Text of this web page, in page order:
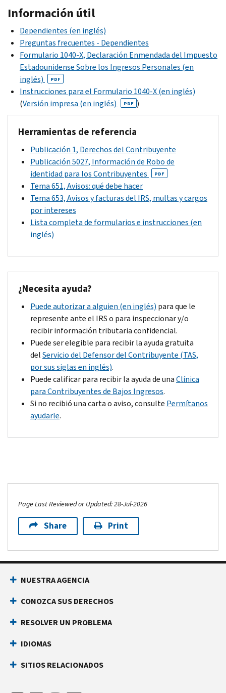
Enmendada
del
Impuesto
Estadounidense
Sobre
los
Ingresos
Personales
de
los
Estados
Puede
obtener
más
información
sobre
este
formulario
en
Información útil
Dependientes (en inglés)
Preguntas frecuentes - Dependientes
Formulario 1040-X, Declaración Enmendada del Impuesto
Estadounidense Sobre los Ingresos Personales (en
inglés)
PDF
Instrucciones para el Formulario 1040-X (en inglés)
(Versión impresa (en inglés) PDF )
Herramientas de referencia
Publicación 1, Derechos del Contribuyente
Publicación 5027, Información de Robo de
identidad para los Contribuyentes
PDF
Tema 651, Avisos: qué debe hacer
Tema 653, Avisos y facturas del IRS, multas y cargos
por intereses
Lista completa de formularios e instrucciones (en
inglés)
¿Necesita ayuda?
Puede autorizar a alguien (en inglés) para que le
represente ante el IRS o para inspeccionar y/o
recibir información tributaria confidencial.
Puede ser elegible para recibir la ayuda gratuita
delServicio del Defensor del Contribuyente (TAS,
por sus siglas en inglés).
Puede calificar para recibir la ayuda de unaClínica
para Contribuyentes de Bajos Ingresos.
Si no recibió una carta o aviso, consulte Permítanos
ayudarle.
Page Last Reviewed or Updated: 28-Jul-2026
Share Print
NUESTRA AGENCIA
CONOZCA SUS DERECHOS
RESOLVER UN PROBLEMA
IDIOMAS
SITIOS RELACIONADOS